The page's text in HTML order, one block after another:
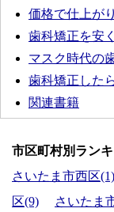
価格で仕上が
歯科矯正を安
マスク時代の
歯科矯正した
関連書籍
市区町村別ラン
さいたま市西区(1)
区(9)
さいたま